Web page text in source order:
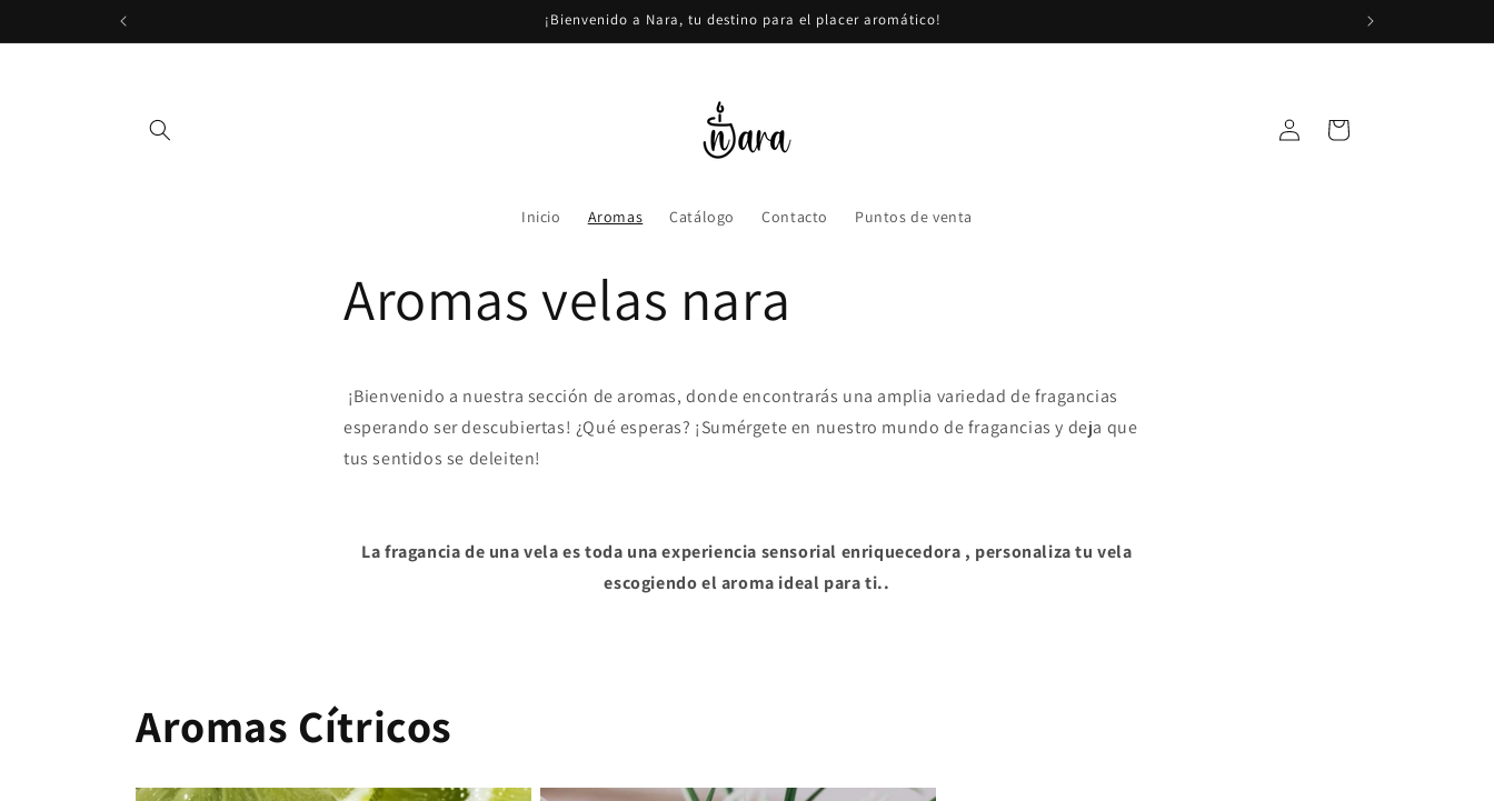
al contenido
¡Bienvenido a Nara, tu destino para el placer aromático!
Inicio Aromas Catálogo Contacto Puntos de venta
sesión
Carrito
Aromas velas nara
¡Bienvenido a nuestra sección de aromas, donde encontrarás una amplia variedad de fragancias
esperando ser descubiertas! ¿Qué esperas? ¡Sumérgete en nuestro mundo de fragancias y deja que
tus sentidos se deleiten!
La fragancia de una vela es toda una experiencia sensorial enriquecedora , personaliza tu vela
escogiendo el aroma ideal para ti..
Aromas Cítricos